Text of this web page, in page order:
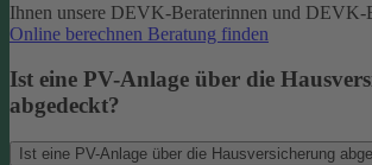
Ihnen unsere DEVK-Beraterinnen und DEVK-
Online berechnen Beratung finden
Ist eine PV-Anlage über die
abgedeckt?
Ist eine PV-Anlage über die Hausversicherung